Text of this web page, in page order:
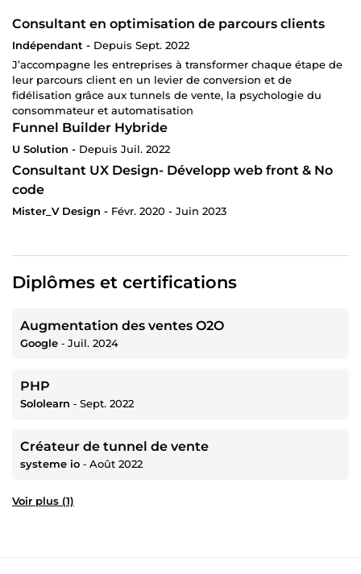
Consultant en optimisation de parcours clients
Indépendant - Depuis Sept. 2022
J’accompagne les entreprises à transformer chaque étape de
leur parcours client en un levier de conversion et de
fidélisation grâce aux tunnels de vente, la psychologie du
consommateur et automatisation
Funnel Builder Hybride
U Solution - Depuis Juil. 2022
Consultant UX Design- Développ web front & No
code
Mister_V Design - Févr. 2020 - Juin 2023
Diplômes et certifications
Augmentation des ventes O2O
Google ‐ Juil. 2024
PHP
Sololearn ‐ Sept. 2022
Créateur de tunnel de vente
systeme io ‐ Août 2022
Voir plus (1)